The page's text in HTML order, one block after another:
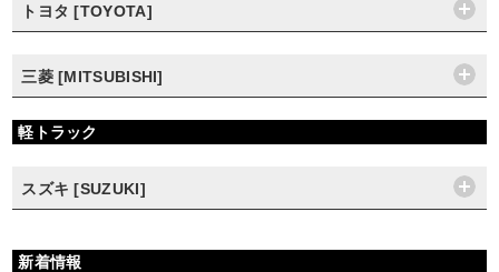
トヨタ [TOYOTA]
三菱 [MITSUBISHI]
軽トラック
スズキ [SUZUKI]
新着情報